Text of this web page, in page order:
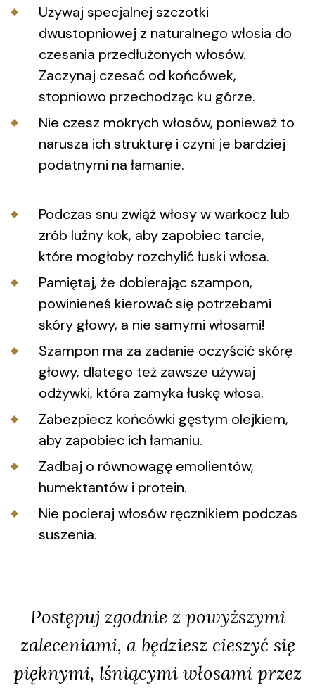
Używaj specjalnej szczotki
dwustopniowej z naturalnego włosia do
czesania przedłużonych włosów.
Zaczynaj czesać od końcówek,
stopniowo przechodząc ku górze.
Nie czesz mokrych włosów, ponieważ to
narusza ich strukturę i czyni je bardziej
podatnymi na łamanie.
Podczas snu zwiąż włosy w warkocz lub
zrób luźny kok, aby zapobiec tarcie,
które mogłoby rozchylić łuski włosa.
Pamiętaj, że dobierając szampon,
powinieneś kierować się potrzebami
skóry głowy, a nie samymi włosami!
Szampon ma za zadanie oczyścić skórę
głowy, dlatego też zawsze używaj
odżywki, która zamyka łuskę włosa.
Zabezpiecz końcówki gęstym olejkiem,
aby zapobiec ich łamaniu.
Zadbaj o równowagę emolientów,
humektantów i protein.
Nie pocieraj włosów ręcznikiem podczas
suszenia.
Postępuj zgodnie z powyższymi
zaleceniami, a będziesz cieszyć się
pięknymi, lśniącymi włosami przez